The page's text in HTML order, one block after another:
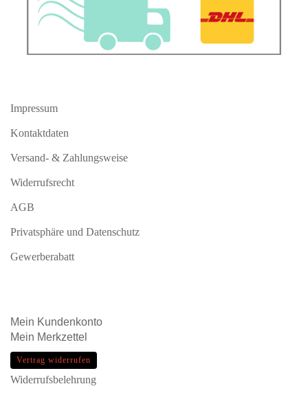
Impressum
Kontaktdaten
Versand- & Zahlungsweise
Widerrufsrecht
AGB
Privatsphäre und Datenschutz
Gewerberabatt
Mein Kundenkonto
Mein Merkzettel
Vertrag widerrufen
Widerrufsbelehrung